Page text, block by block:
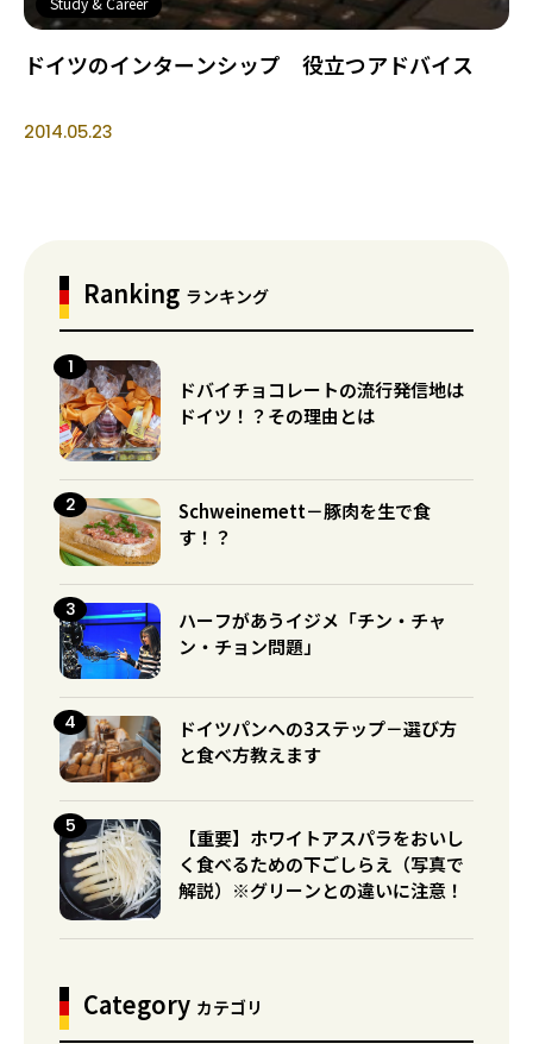
ドイツのインターンシップ 役立つアドバイス
2014.05.23
Ranking ランキング
ドバイチョコレートの流行発信地は
ドイツ！？その理由とは
Schweinemett－豚肉を生で食
す！？
ハーフがあうイジメ「チン・チャ
ン・チョン問題」
ドイツパンへの3ステップ－選び方
と食べ方教えます
【重要】ホワイトアスパラをおいし
く食べるための下ごしらえ（写真で
解説）※グリーンとの違いに注意！
Category カテゴリ